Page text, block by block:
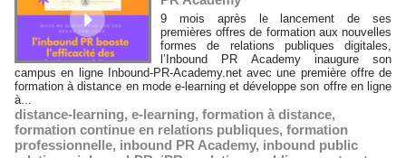
9 mois après le lancement de ses
premières offres de formation aux nouvelles
formes de relations publiques digitales,
l’Inbound PR Academy inaugure son
campus en ligne Inbound-PR-Academy.net avec une première offre de
formation à distance en mode e-learning et développe son offre en ligne
à...
distance-learning, e-learning, formation à distance,
formation continue en relations publiques, formation
professionnelle, inbound PR Academy, inbound public